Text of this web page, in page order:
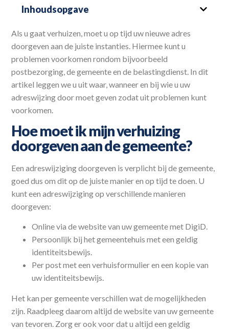
Inhoudsopgave
Als u gaat verhuizen, moet u op tijd uw nieuwe adres
doorgeven aan de juiste instanties. Hiermee kunt u
problemen voorkomen rondom bijvoorbeeld
postbezorging, de gemeente en de belastingdienst. In dit
artikel leggen we u uit waar, wanneer en bij wie u uw
adreswijzing door moet geven zodat uit problemen kunt
voorkomen.
Hoe moet ik mijn verhuizing
doorgeven aan de gemeente?
Een adreswijziging doorgeven is verplicht bij de gemeente,
goed dus om dit op de juiste manier en op tijd te doen. U
kunt een adreswijziging op verschillende manieren
doorgeven:
Online via de website van uw gemeente met DigiD.
Persoonlijk bij het gemeentehuis met een geldig
identiteitsbewijs.
Per post met een verhuisformulier en een kopie van
uw identiteitsbewijs.
Het kan per gemeente verschillen wat de mogelijkheden
zijn. Raadpleeg daarom altijd de website van uw gemeente
van tevoren. Zorg er ook voor dat u altijd een geldig